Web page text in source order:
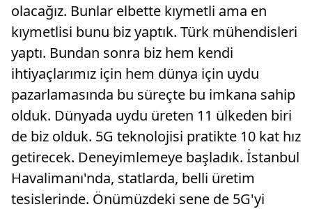
olacağız. Bunlar elbette kıymetli ama en
kıymetlisi bunu biz yaptık. Türk mühendisleri
yaptı. Bundan sonra biz hem kendi
ihtiyaçlarımız için hem dünya için uydu
pazarlamasında bu süreçte bu imkana sahip
olduk. Dünyada uydu üreten 11 ülkeden biri
de biz olduk. 5G teknolojisi pratikte 10 kat hız
getirecek. Deneyimlemeye başladık. İstanbul
Havalimanı'nda, statlarda, belli üretim
tesislerinde. Önümüzdeki sene de 5G'yi